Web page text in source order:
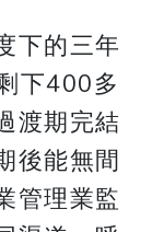
下的三年
下400多
渡期完結
後能無間
管理業監